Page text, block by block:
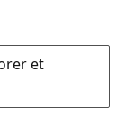
et